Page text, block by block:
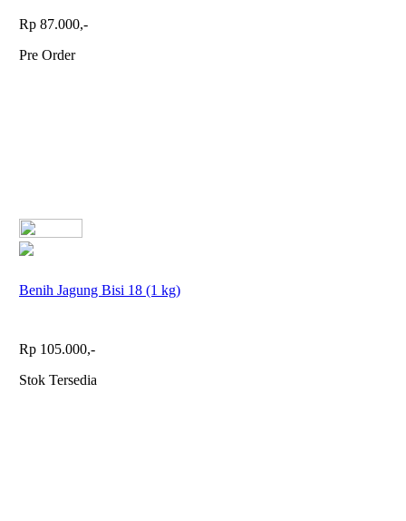
Rp 87.000,-
Pre Order
Benih Jagung Bisi 18 (1 kg)
Rp 105.000,-
Stok Tersedia